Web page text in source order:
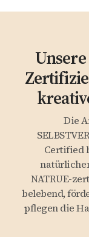
Die
Certified
NATRUE-
belebend,
pflegen die